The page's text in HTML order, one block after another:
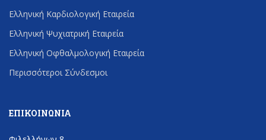
Ελληνική Καρδιολογική Εταιρεία
Ελληνική Ψυχιατρική Εταιρεία
Ελληνική Οφθαλμολογική Εταιρεία
Περισσότεροι Σύνδεσμοι
ΕΠΙΚΟΙΝΩΝΊΑ